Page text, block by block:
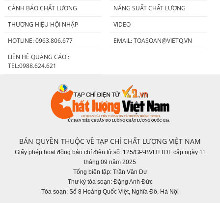
CẢNH BÁO CHẤT LƯỢNG
NĂNG SUẤT CHẤT LƯỢNG
THƯƠNG HIỆU HỘI NHẬP
VIDEO
HOTLINE: 0963.806.677
EMAIL:TOASOAN@VIETQ.VN
LIÊN HỆ QUẢNG CÁO :
TEL:0988.624.621
BẢN QUYỀN THUỘC VỀ TẠP CHÍ CHẤT LƯỢNG VIỆT NAM
Giấy phép hoạt động báo chí điện tử số: 125/GP-BVHTTDL cấp ngày 11
tháng 09 năm 2025
Tổng biên tập: Trần Văn Dư
Thư ký tòa soạn: Đặng Anh Đức
Tòa soạn: Số 8 Hoàng Quốc Việt, Nghĩa Đô, Hà Nội